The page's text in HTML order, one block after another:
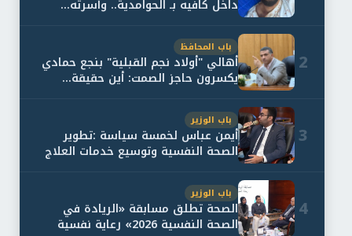
داخل كافيه بـ الحوامدية.. وأسرته...
2
باب المحافظ
أهالي "أولاد نجم القبلية" بنجع حمادي
يكسرون حاجز الصمت: أين حقيقة...
3
باب الوزير
أيمن عباس لخمسة سياسة :تطوير
الصحة النفسية وتوسيع خدمات العلاج
4
باب الوزير
الصحة تطلق مسابقة «الريادة في
الصحة النفسية 2026» رعاية نفسية